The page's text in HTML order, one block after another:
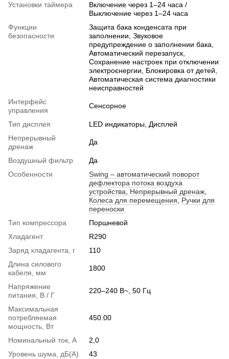
Установки таймера
Включение через 1–24 часа /
Выключение через 1–24 часа
Функции
безопасности
Защита бака конденсата при
заполнении, Звуковое
предупреждение о заполнении бака,
Автоматический перезапуск,
Сохранение настроек при отключении
электроєнергии, Блокировка от детей,
Автоматическая система диагностики
неисправностей
Интерфейс
управления
Сенсорное
Тип дисплея
LED индикаторы, Дисплей
Непрерывный
дренаж
Да
Воздушный фильтр
Да
Особенности
Swing – автоматический поворот
дефлектора потока воздуха
устройства
Непрерывный дренаж
Колеса для перемещения
Ручки для
переноски
Тип компресcора
Поршневой
Хладагент
R290
Заряд хладагента, г
110
Длина силового
кабеля, мм
1800
Напряжение
питания, В / Г
220–240 В~, 50 Гц
Максимальная
потребляемая
мощность, Вт
450.00
Номинальный ток, А
2,0
Уровень шума, дБ(А)
43